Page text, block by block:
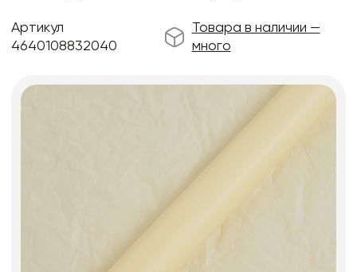
Декоративные вазы, кашпо
Свечи
Артикул
4640108832040
Товара в наличии —
много